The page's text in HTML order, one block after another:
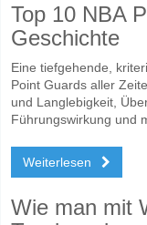
Top 10 NBA
Geschichte
Eine tiefgehende,
Point Guards aller
und Langlebigkeit,
Führungswirkung und
Weiterlesen
Wie man mit